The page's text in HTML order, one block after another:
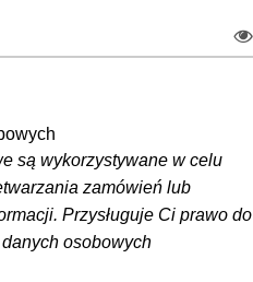
są wykorzystywane w celu
zamówień lub
Przysługuje Ci prawo do
osobowych